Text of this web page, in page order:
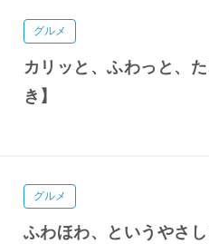
グルメ
カリッと、ふわっと、
き】
グルメ
ふわほわ、というやさ